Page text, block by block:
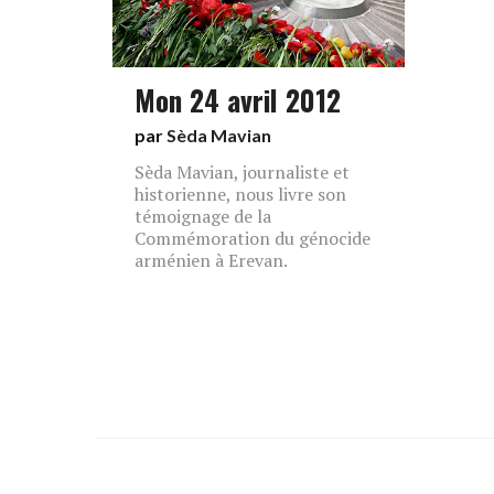
Mon 24 avril 2012
parSèda Mavian
Sèda Mavian, journaliste et
historienne, nous livre son
témoignage de la
Commémoration du génocide
arménien à Erevan.